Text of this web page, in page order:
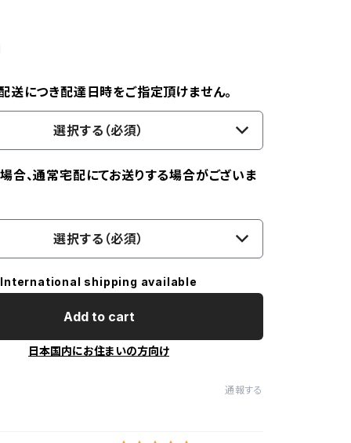
につき配達日時をご指定頂けません。
選択する（必須）
合、通常宅配にてお送りする場合がございま
選択する（必須）
International shipping available
Add to cart
日本国内にお住まいの方向け
通報する